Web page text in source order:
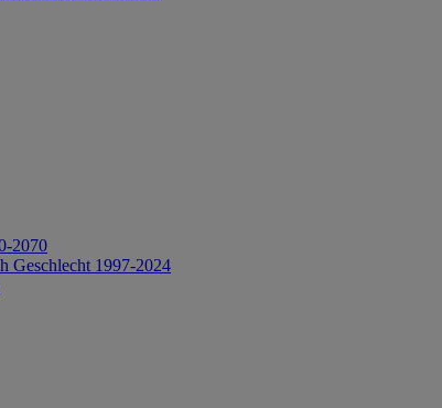
2070
Geschlecht 1997-2024